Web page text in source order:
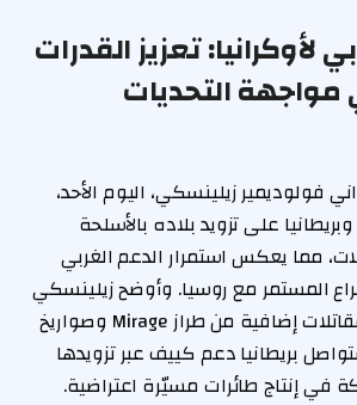
لأوكرانيا: تعزيز القدرات
مواجهة التحديات
فولوديمير زيلينسكي، اليوم الأحد،
على تزويد بلاده بالأسلحة
مما يعكس استمرار الدعم الغربي
المستمر مع روسيا. وأوضح زيلينسكي
أن فرنسا ستقدم مقاتلات إضافية من طراز Mirage وصواريخ
بريطانيا دعم كييف عبر تزويدها
في إنتاج طائرات مسيّرة اعتراضية.